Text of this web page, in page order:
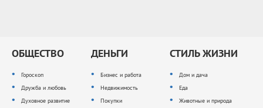
ОБЩЕСТВО
Гороскоп
Дружба и любовь
Духовное развитие
ДЕНЬГИ
Бизнес и работа
Недвижимость
Покупки
СТИЛЬ ЖИЗНИ
Дом и дача
Еда
Животные и природа